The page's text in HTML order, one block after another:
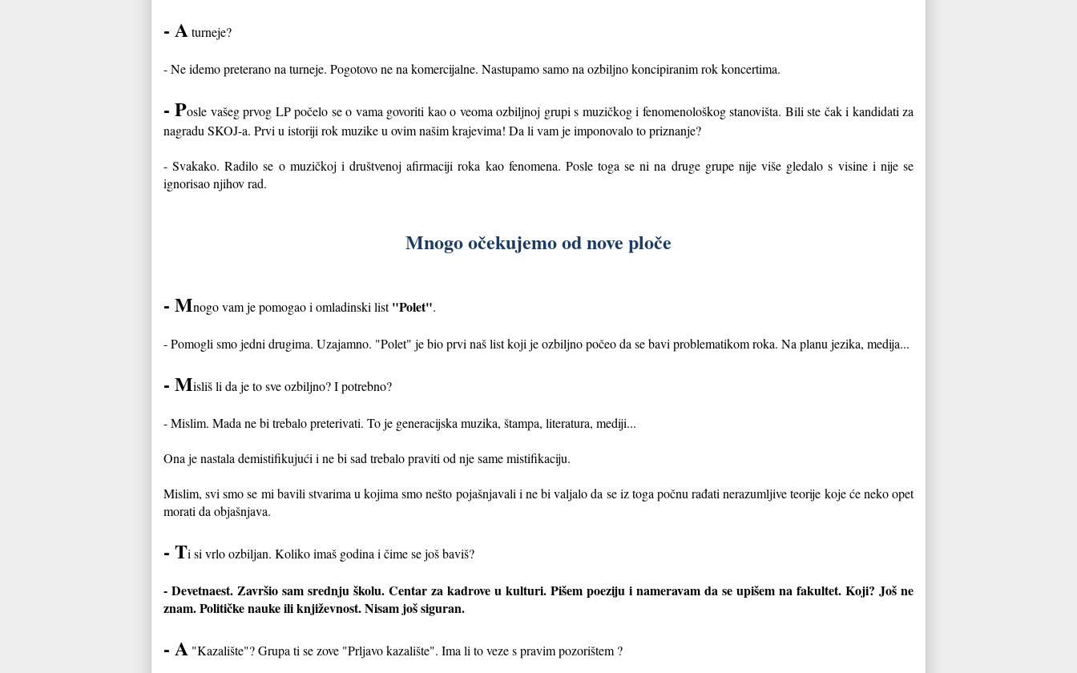
- Aturneje?
- Ne idemo preterano na turneje. Pogotovo ne na komercijalne. Nastupamo samo na ozbiljno koncipiranim rok koncertima.
- Posle vašeg prvog LP počelo se o vama govoriti kao o veoma ozbiljnoj grupi s muzičkog i fenomenološkog stanovišta. Bili ste čak i kandidati za
nagradu SKOJ-a. Prvi u istoriji rok muzike u ovim našim krajevima! Da li vam je imponovalo to priznanje?
- Svakako. Radilo se o muzičkoj i društvenoj afirmaciji roka kao fenomena. Posle toga se ni na druge grupe nije više gledalo s visine i nije se
ignorisao njihov rad.
Mnogo očekujemo od nove ploče
- Mnogo vam je pomogao i omladinski list"Polet".
- Pomogli smo jedni drugima. Uzajamno. "Polet" je bio prvi naš list koji je ozbiljno počeo da se bavi problematikom roka. Na planu jezika, medija...
- Misliš li da je to sve ozbiljno? I potrebno?
- Mislim. Mada ne bi trebalo preterivati. To je generacijska muzika, štampa, literatura, mediji...
Ona je nastala demistifikujući i ne bi sad trebalo praviti od nje same mistifikaciju.
Mislim, svi smo se mi bavili stvarima u kojima smo nešto pojašnjavali i ne bi valjalo da se iz toga počnu rađati nerazumljive teorije koje će neko opet
morati da objašnjava.
- Ti si vrlo ozbiljan. Koliko imaš godina i čime se još baviš?
- Devetnaest. Završio sam srednju školu. Centar za kadrove u kulturi. Pišem poeziju i nameravam da se upišem na fakultet. Koji? Još ne
znam. Političke nauke ili književnost. Nisam još siguran.
- A "Kazalište"? Grupa ti se zove "Prljavo kazalište". Ima li to veze s pravim pozorištem ?